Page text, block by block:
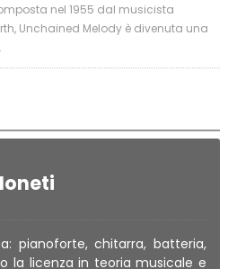
nel 1955 dal musicista
Unchained Melody è divenuta una
pianoforte, chitarra, batteria,
la licenza in teoria musicale e